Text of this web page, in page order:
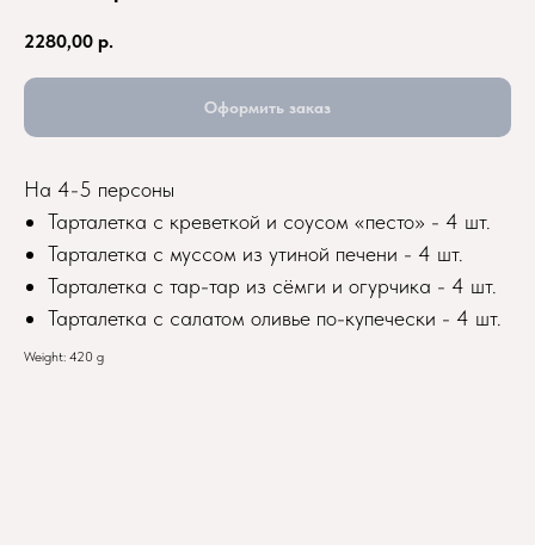
2280,00 р.
Оформить заказ
На 4-5 персоны
Тарталетка с креветкой и соусом «песто» - 4 шт.
Тарталетка с муссом из утиной печени - 4 шт.
Тарталетка с тар-тар из сёмги и огурчика - 4 шт.
Тарталетка с салатом оливье по-купечески - 4 шт.
Weight: 420 g